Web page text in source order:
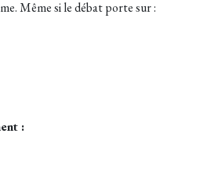
Même si le débat porte sur :
: